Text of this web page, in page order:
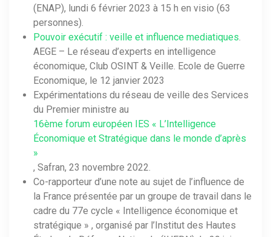
(ENAP), lundi 6 février 2023 à 15 h en visio (63
personnes).
Pouvoir exécutif : veille et influence mediatiques.
AEGE – Le réseau d’experts en intelligence
économique, Club OSINT & Veille. Ecole de Guerre
Economique, le 12 janvier 2023
Expérimentations du réseau de veille des Services
du Premier ministre au
16ème forum européen IES « L’Intelligence
Économique et Stratégique dans le monde d’après
»
, Safran, 23 novembre 2022.
Co-rapporteur d’une note au sujet de l’influence de
la France présentée par un groupe de travail dans le
cadre du 77e cycle « Intelligence économique et
stratégique » , organisé par l’Institut des Hautes